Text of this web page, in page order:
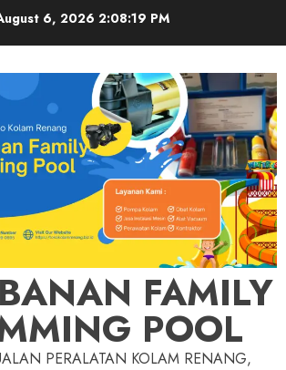
6, 2026 2:08:20 PM
FAMILY
POOL
PERALATAN KOLAM RENANG,